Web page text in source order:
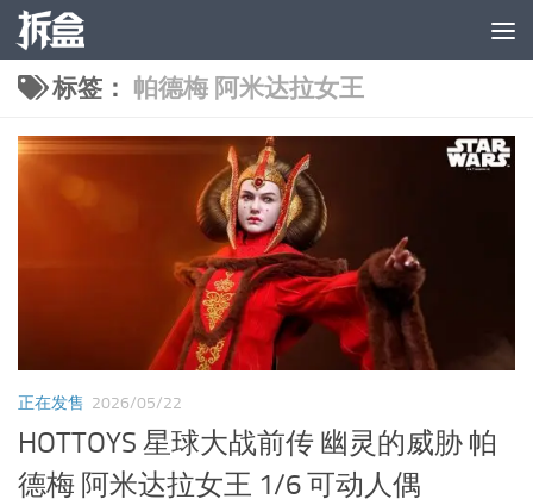
跳至内容
标签： 帕德梅 阿米达拉女王
正在发售 2026/05/22
HOTTOYS 星球大战前传 幽灵的威胁 帕
德梅 阿米达拉女王 1/6 可动人偶